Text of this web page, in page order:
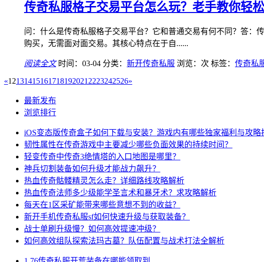
传奇私服格子交易平台怎么玩？老手教你轻
问：什么是传奇私服格子交易平台？它和普通交易有何不同？答：
购买，无需面对面交易。其核心特点在于自......
阅读全文 时间：03-04 分类： 新开传奇私服 浏览： 次 标签： 传奇私
«12131415161718192021 2223242526»
最新发布
浏览排行
iOS变态版传奇盒子如何下载与安装？游戏内有哪些独家福利与攻略
韧性属性在传奇游戏中主要减少哪些负面效果的持续时间？
轻变传奇中传奇3绝情塔的入口地图是哪里？
神兵切割装备如何升级才能战力飙升？
热血传奇骷髅精灵怎么走？详细路线攻略解析
热血传奇法师多少级能学圣言术和暴牙术？求攻略解析
每天在1区采矿能带来哪些意想不到的收益？
新开手机传奇私服sf如何快速升级与获取装备？
战士单刷升级慢？如何高效提速冲级？
如何高效组队探索法玛古墓？队伍配置与战术打法全解析